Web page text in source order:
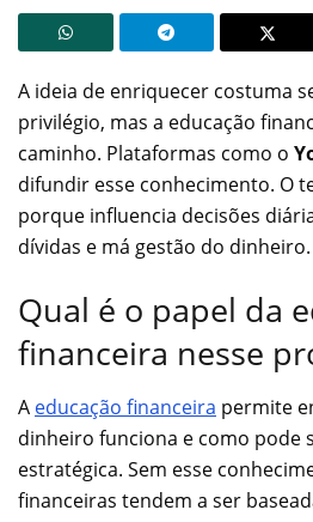
A ideia de enriquecer costuma
privilégio, mas a educação
caminho. Plataformas como o
difundir esse conhecimento. O
porque influencia decisões
dívidas e má gestão do dinheiro.
Qual é o papel da
financeira nesse
A educação financeira permite
dinheiro funciona e como pode
estratégica. Sem esse
financeiras tendem a ser